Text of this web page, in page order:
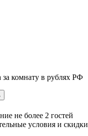
за комнату в рублях РФ
не более 2 гостей
условия и скидки